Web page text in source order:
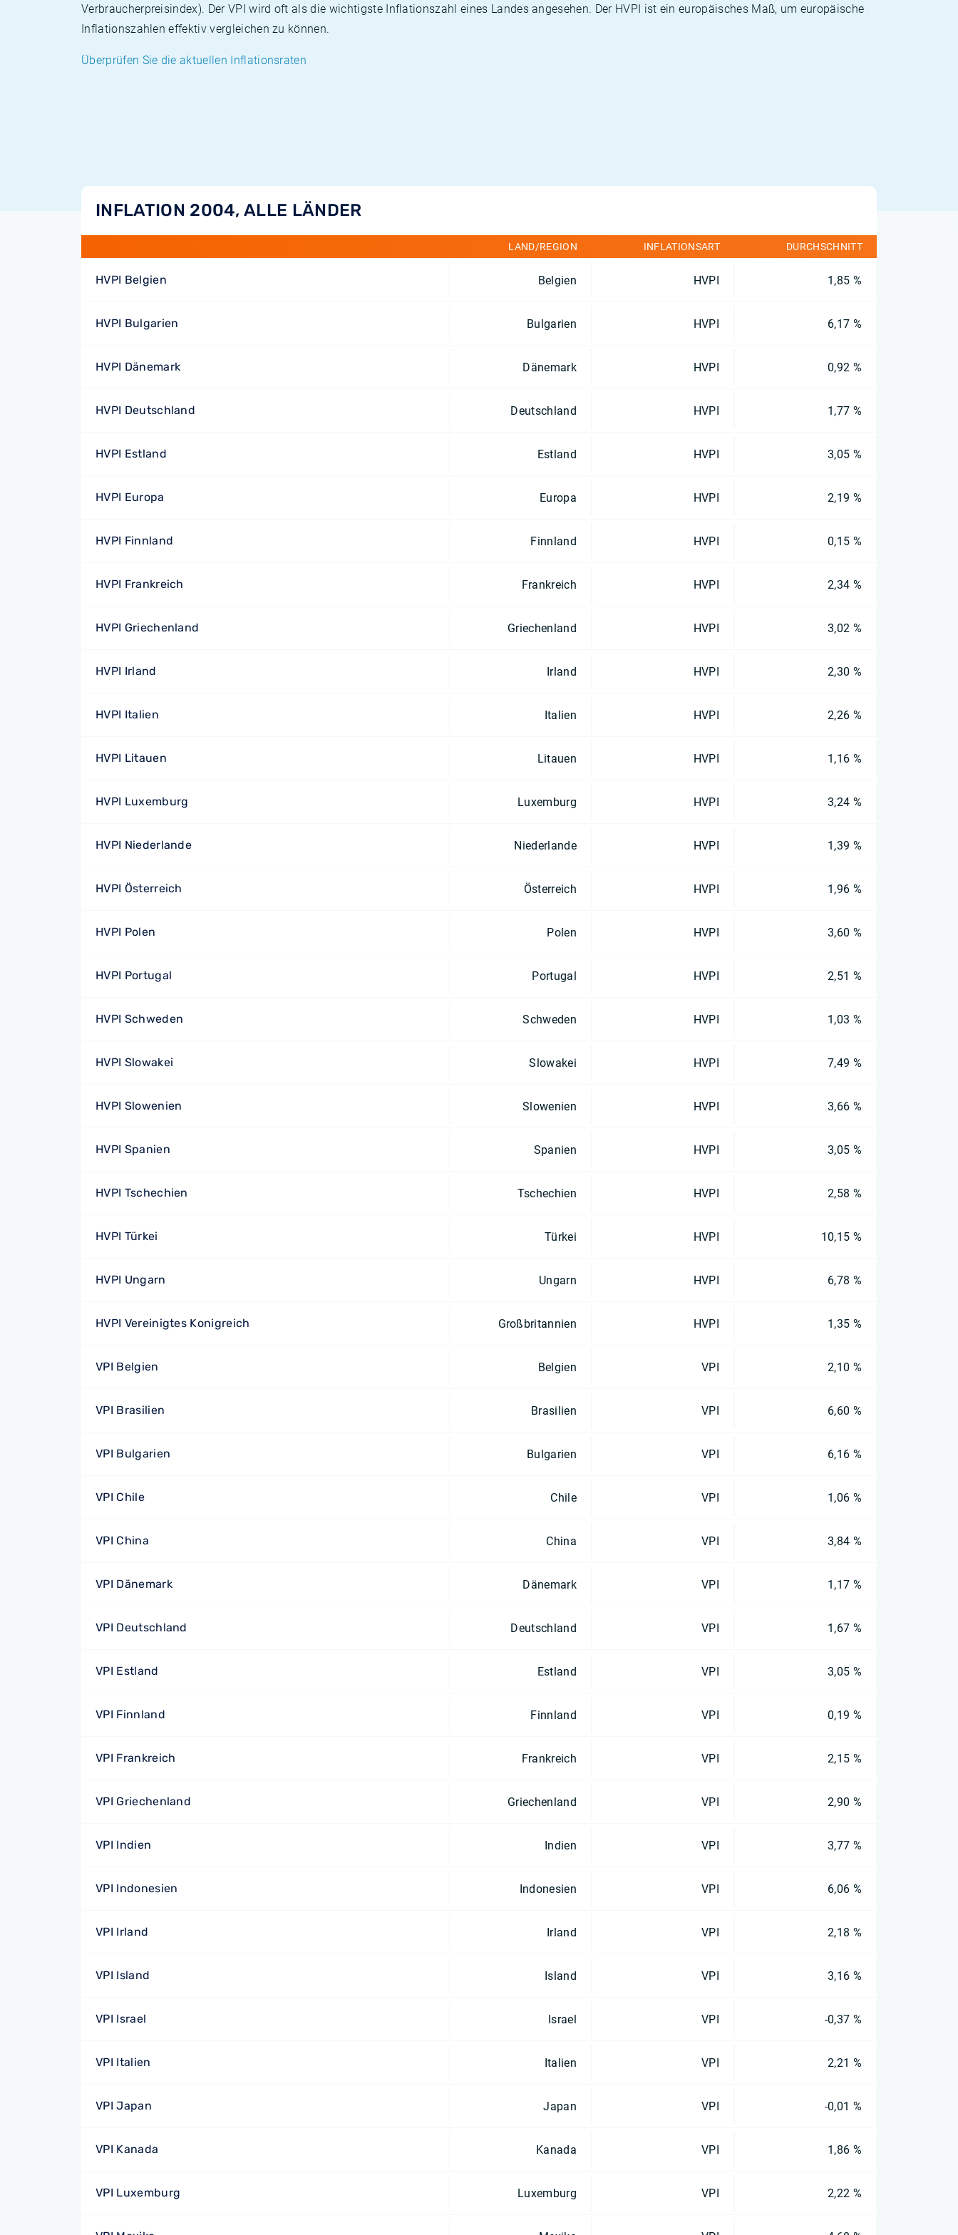
Verbraucherpreisindex). Der VPI wird oft als die wichtigste Inflationszahl eines Landes angesehen. Der HVPI ist ein europäisches Maß, um europäische
Inflationszahlen effektiv vergleichen zu können.
Überprüfen Sie die aktuellen Inflationsraten
INFLATION 2004, ALLE LÄNDER
LAND/REGION INFLATIONSART DURCHSCHNITT
HVPI Belgien Belgien HVPI 1,85 %
HVPI Bulgarien Bulgarien HVPI 6,17 %
HVPI Dänemark Dänemark HVPI 0,92 %
HVPI Deutschland Deutschland HVPI 1,77 %
HVPI Estland Estland HVPI 3,05 %
HVPI Europa Europa HVPI 2,19 %
HVPI Finnland Finnland HVPI 0,15 %
HVPI Frankreich Frankreich HVPI 2,34 %
HVPI Griechenland Griechenland HVPI 3,02 %
HVPI Irland Irland HVPI 2,30 %
HVPI Italien Italien HVPI 2,26 %
HVPI Litauen Litauen HVPI 1,16 %
HVPI Luxemburg Luxemburg HVPI 3,24 %
HVPI Niederlande Niederlande HVPI 1,39 %
HVPI Österreich Österreich HVPI 1,96 %
HVPI Polen Polen HVPI 3,60 %
HVPI Portugal Portugal HVPI 2,51 %
HVPI Schweden Schweden HVPI 1,03 %
HVPI Slowakei Slowakei HVPI 7,49 %
HVPI Slowenien Slowenien HVPI 3,66 %
HVPI Spanien Spanien HVPI 3,05 %
HVPI Tschechien Tschechien HVPI 2,58 %
HVPI Türkei Türkei HVPI 10,15 %
HVPI Ungarn Ungarn HVPI 6,78 %
HVPI Vereinigtes Konigreich Großbritannien HVPI 1,35 %
VPI Belgien Belgien VPI 2,10 %
VPI Brasilien Brasilien VPI 6,60 %
VPI Bulgarien Bulgarien VPI 6,16 %
VPI Chile Chile VPI 1,06 %
VPI China China VPI 3,84 %
VPI Dänemark Dänemark VPI 1,17 %
VPI Deutschland Deutschland VPI 1,67 %
VPI Estland Estland VPI 3,05 %
VPI Finnland Finnland VPI 0,19 %
VPI Frankreich Frankreich VPI 2,15 %
VPI Griechenland Griechenland VPI 2,90 %
VPI Indien Indien VPI 3,77 %
VPI Indonesien Indonesien VPI 6,06 %
VPI Irland Irland VPI 2,18 %
VPI Island Island VPI 3,16 %
VPI Israel Israel VPI -0,37 %
VPI Italien Italien VPI 2,21 %
VPI Japan Japan VPI -0,01 %
VPI Kanada Kanada VPI 1,86 %
VPI Luxemburg Luxemburg VPI 2,22 %